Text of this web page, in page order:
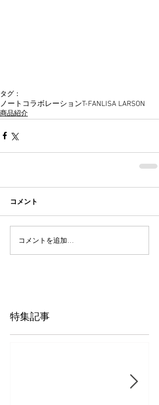
タグ：
ノート コラボレーションT-FANLISA LARSON
商品紹介
コメント
コメントを追加…
特集記事